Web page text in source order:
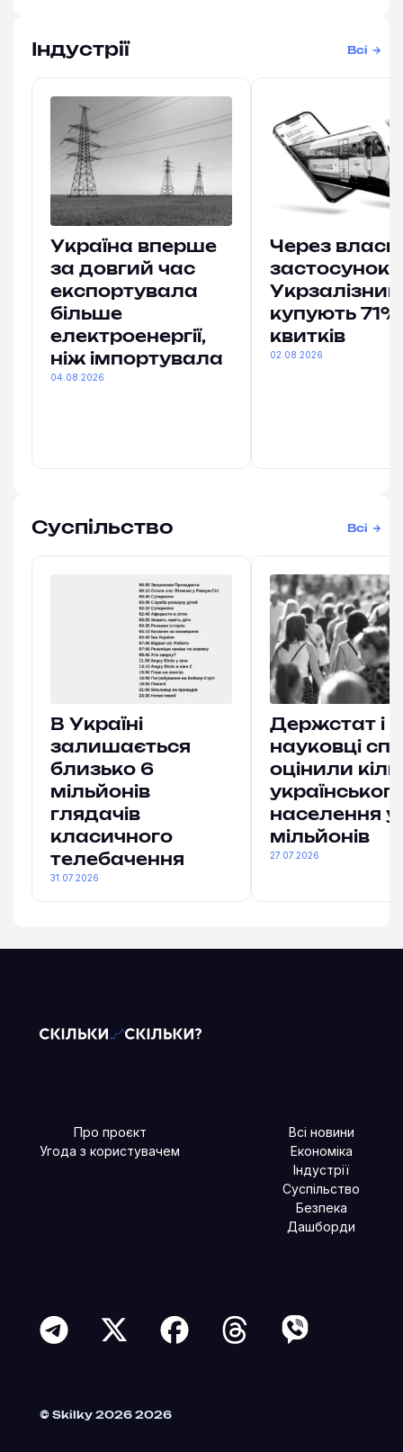
Індустрії Всі
Україна вперше
за довгий час
експортувала
більше
електроенергії,
ніж імпортувала
04.08.2026
Через
застосунок
купують 71%
квитків
02.08.2026
Суспільство Всі
В Україні
залишається
близько 6
мільйонів
глядачів
класичного
телебачення
31.07.2026
Держстат і
науковці
оцінили
населення у
мільйонів
27.07.2026
Про проєкт
Угода з користувачем
Всі новини
Економіка
Індустрії
Суспільство
Безпека
Дашборди
Читайте більше в наших соцмережах
© Skilky 2026 2026